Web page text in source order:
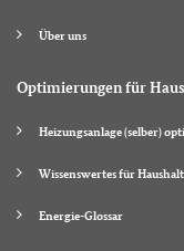
Über uns
Optimierungen für
Heizungsanlage (selber)
Wissenswertes für
Energie-Glossar